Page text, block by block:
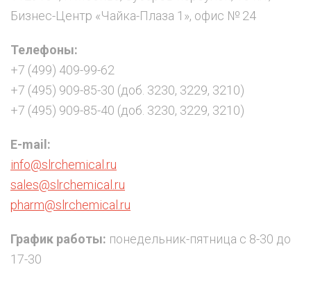
Бизнес-Центр «Чайка-Плаза 1», офис № 24
Телефоны:
+7 (499) 409-99-62
+7 (495) 909-85-30 (доб. 3230, 3229, 3210)
+7 (495) 909-85-40 (доб. 3230, 3229, 3210)
E-mail:
info@slrchemical.ru
sales@slrchemical.ru
pharm@slrchemical.ru
График работы: понедельник-пятница с 8-30 до
17-30